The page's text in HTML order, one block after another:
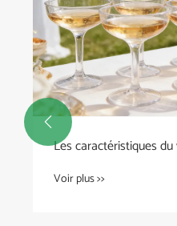
Les caractéristiques
Voir plus >>
